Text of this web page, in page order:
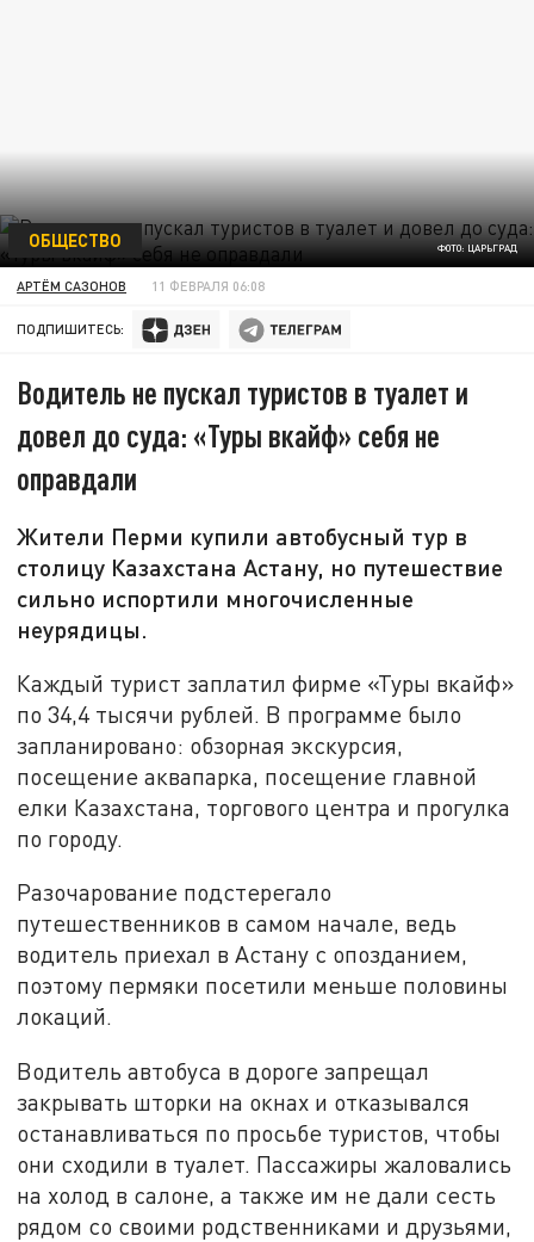
ФОТО: ЦАРЬГРАД
ОБЩЕСТВО
АРТЁМ САЗОНОВ 11 ФЕВРАЛЯ 06:08
ПОДПИШИТЕСЬ:
Водитель не пускал туристов в туалет и
довел до суда: «Туры вкайф» себя не
оправдали
Жители Перми купили автобусный тур в
столицу Казахстана Астану, но путешествие
сильно испортили многочисленные
неурядицы.
Каждый турист заплатил фирме «Туры вкайф»
по 34,4 тысячи рублей. В программе было
запланировано: обзорная экскурсия,
посещение аквапарка, посещение главной
елки Казахстана, торгового центра и прогулка
по городу.
Разочарование подстерегало
путешественников в самом начале, ведь
водитель приехал в Астану с опозданием,
поэтому пермяки посетили меньше половины
локаций.
Водитель автобуса в дороге запрещал
закрывать шторки на окнах и отказывался
останавливаться по просьбе туристов, чтобы
они сходили в туалет. Пассажиры жаловались
на холод в салоне, а также им не дали сесть
рядом со своими родственниками и друзьями,